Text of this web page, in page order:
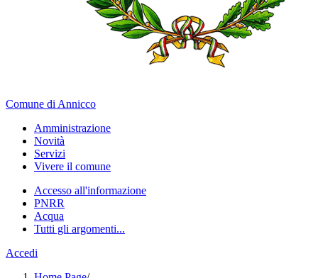
Comune di Annicco
Amministrazione
Novità
Servizi
Vivere il comune
Accesso all'informazione
PNRR
Acqua
Tutti gli argomenti...
Accedi